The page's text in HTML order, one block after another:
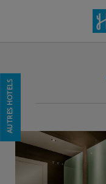
AUTRES HÔTELS